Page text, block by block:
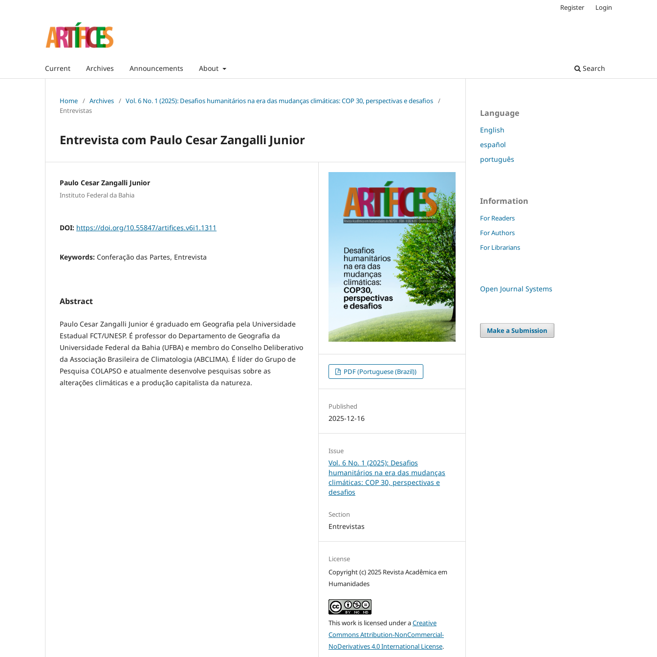
Current Archives Announcements About Search
Register Login
Home / Archives / Vol. 6 No. 1 (2025): Desafios humanitários na era das mudanças climáticas: COP 30, perspectivas e desafios /
Entrevistas
Entrevista com Paulo Cesar Zangalli Junior
Paulo Cesar Zangalli Junior
Instituto Federal da Bahia
DOI: https://doi.org/10.55847/artifices.v6i1.1311
Keywords: Conferação das Partes, Entrevista
Abstract
Paulo Cesar Zangalli Junior é graduado em Geografia pela Universidade
Estadual FCT/UNESP. É professor do Departamento de Geografia da
Universidade Federal da Bahia (UFBA) e membro do Conselho Deliberativo
da Associação Brasileira de Climatologia (ABCLIMA). É líder do Grupo de
Pesquisa COLAPSO e atualmente desenvolve pesquisas sobre as
alterações climáticas e a produção capitalista da natureza.
PDF (Portuguese (Brazil))
Published
2025-12-16
Issue
Vol. 6 No. 1 (2025): Desafios
humanitários na era das mudanças
climáticas: COP 30, perspectivas e
desafios
Section
Entrevistas
License
Copyright (c) 2025 Revista Acadêmica em
Humanidades
This work is licensed under aCreative
Commons Attribution-NonCommercial-
NoDerivatives 4.0 International License.
Language
English
español
português
Information
For Readers
For Authors
For Librarians
Open Journal Systems
Make a Submission